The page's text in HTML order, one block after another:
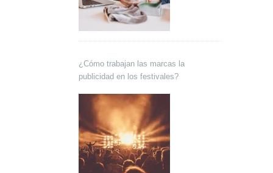
¿Cómo trabajan las marcas la
publicidad en los festivales?